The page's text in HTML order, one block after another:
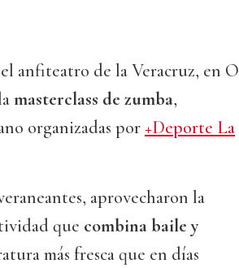
anfiteatro de la Veracruz, en O
masterclass de zumba,
organizadas por+Deporte La
aprovecharon la
que combina baile y
más fresca que en días